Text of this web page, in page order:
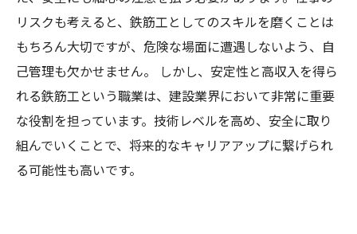
リスクも考えると、鉄筋工としてのスキルを磨くことは
もちろん大切ですが、危険な場面に遭遇しないよう、自
己管理も欠かせません。 しかし、安定性と高収入を得ら
れる鉄筋工という職業は、建設業界において非常に重要
な役割を担っています。技術レベルを高め、安全に取り
組んでいくことで、将来的なキャリアアップに繋げられ
る可能性も高いです。